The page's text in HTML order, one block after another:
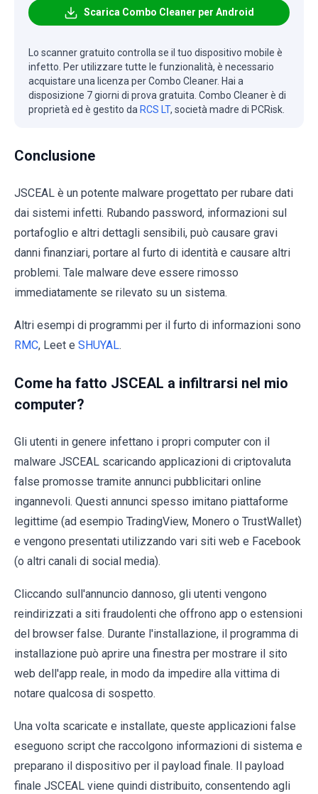
Scarica Combo Cleaner per Android
Lo scanner gratuito controlla se il tuo dispositivo mobile è
infetto. Per utilizzare tutte le funzionalità, è necessario
acquistare una licenza per Combo Cleaner. Hai a
disposizione 7 giorni di prova gratuita. Combo Cleaner è di
proprietà ed è gestito da RCS LT, società madre di PCRisk.
Conclusione
JSCEAL è un potente malware progettato per rubare dati
dai sistemi infetti. Rubando password, informazioni sul
portafoglio e altri dettagli sensibili, può causare gravi
danni finanziari, portare al furto di identità e causare altri
problemi. Tale malware deve essere rimosso
immediatamente se rilevato su un sistema.
Altri esempi di programmi per il furto di informazioni sono
RMC, Leet e SHUYAL.
Come ha fatto JSCEAL a infiltrarsi nel mio
computer?
Gli utenti in genere infettano i propri computer con il
malware JSCEAL scaricando applicazioni di criptovaluta
false promosse tramite annunci pubblicitari online
ingannevoli. Questi annunci spesso imitano piattaforme
legittime (ad esempio TradingView, Monero o TrustWallet)
e vengono presentati utilizzando vari siti web e Facebook
(o altri canali di social media).
Cliccando sull'annuncio dannoso, gli utenti vengono
reindirizzati a siti fraudolenti che offrono app o estensioni
del browser false. Durante l'installazione, il programma di
installazione può aprire una finestra per mostrare il sito
web dell'app reale, in modo da impedire alla vittima di
notare qualcosa di sospetto.
Una volta scaricate e installate, queste applicazioni false
eseguono script che raccolgono informazioni di sistema e
preparano il dispositivo per il payload finale. Il payload
finale JSCEAL viene quindi distribuito, consentendo agli